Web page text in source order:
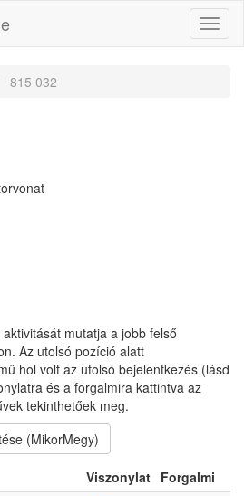
815 032
mutatja a jobb felső
Az utolsó pozíció alatt
hol volt az utolsó bejelentkezés (lásd
és a forgalmira kattintva az
tekinthetőek meg.
(MikorMegy)
Viszonylat Forgalmi